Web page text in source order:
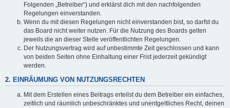
Folgenden „Betreiber“) und erklärst dich mit den nachfolgenden
Regelungen einverstanden.
Wenn du mit diesen Regelungen nicht einverstanden bist, so darfst du
das Board nicht weiter nutzen. Für die Nutzung des Boards gelten
jeweils die an dieser Stelle veröffentlichten Regelungen.
Der Nutzungsvertrag wird auf unbestimmte Zeit geschlossen und kann
von beiden Seiten ohne Einhaltung einer Frist jederzeit gekündigt
werden.
2. EINRÄUMUNG VON NUTZUNGSRECHTEN
Mit dem Erstellen eines Beitrags erteilst du dem Betreiber ein einfaches,
zeitlich und räumlich unbeschränktes und unentgeltliches Recht, deinen